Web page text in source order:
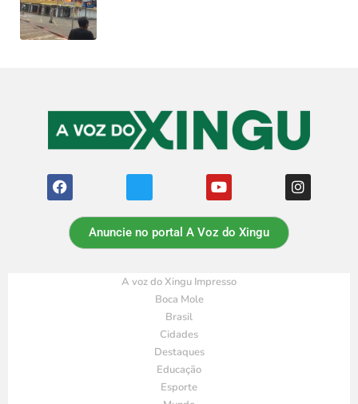
Anuncie no portal A Voz do Xingu
A voz do Xingu Impresso
Boca Mole
Brasil
Cidades
Destaques
Educação
Esporte